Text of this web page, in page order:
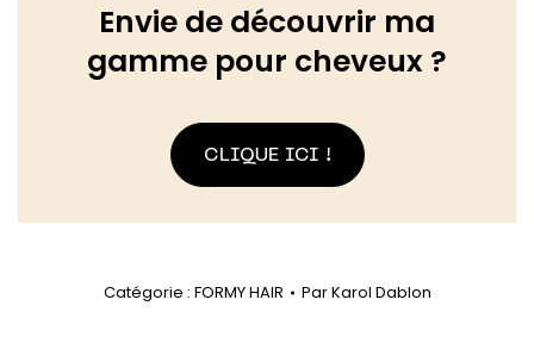
Envie de découvrir ma
gamme pour cheveux ?
CLIQUE ICI !
Catégorie : FORMY HAIR ParKarol Dablon